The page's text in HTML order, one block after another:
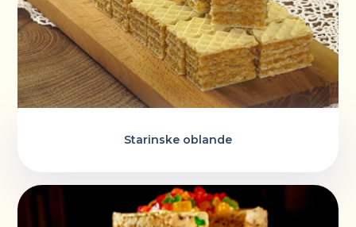
Starinske oblande